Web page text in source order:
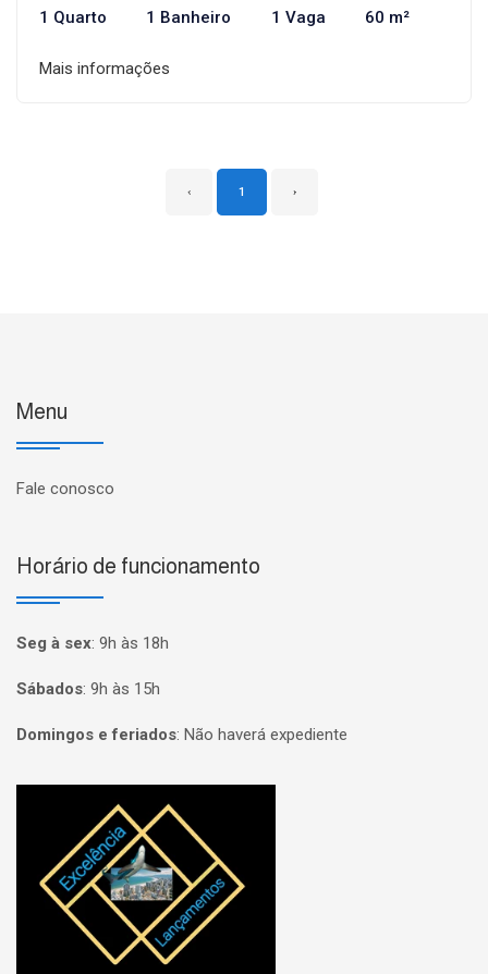
1 Quarto 1 Banheiro 1 Vaga 60 m²
Mais informações
‹ 1 ›
Menu
Fale conosco
Horário de funcionamento
Seg à sex: 9h às 18h
Sábados: 9h às 15h
Domingos e feriados: Não haverá expediente
Página inicial